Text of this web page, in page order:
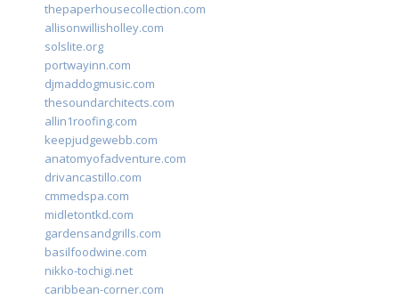
thepaperhousecollection.com
allisonwillisholley.com
solslite.org
portwayinn.com
djmaddogmusic.com
thesoundarchitects.com
allin1roofing.com
keepjudgewebb.com
anatomyofadventure.com
drivancastillo.com
cmmedspa.com
midletontkd.com
gardensandgrills.com
basilfoodwine.com
nikko-tochigi.net
caribbean-corner.com